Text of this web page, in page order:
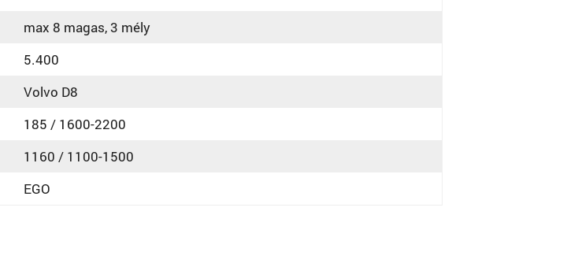
max 8 magas, 3 mély
5.400
Volvo D8
185 / 1600-2200
1160 / 1100-1500
EGO